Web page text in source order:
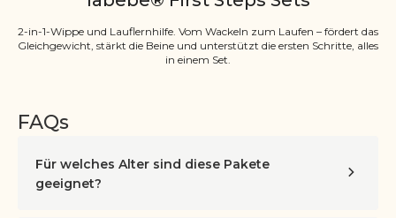
2-in-1-Wippe und Lauflernhilfe. Vom Wackeln zum Laufen – fördert das
Gleichgewicht, stärkt die Beine und unterstützt die ersten Schritte, alles
in einem Set.
FAQs
Für welches Alter sind diese Pakete
geeignet?